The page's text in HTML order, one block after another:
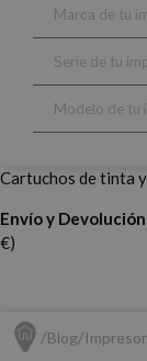
Cartuchos de tinta
Envío y Devolución
€)
Blog